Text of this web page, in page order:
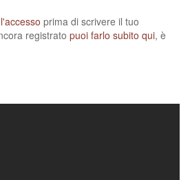
prima di scrivere il tuo
registrato puoi farlo subito qui, è